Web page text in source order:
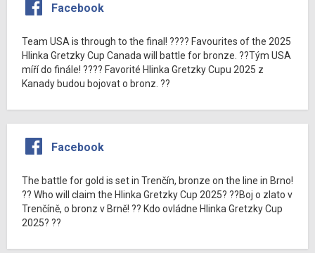
Facebook
Team USA is through to the final! ???? Favourites of the 2025
Hlinka Gretzky Cup Canada will battle for bronze. ??Tým USA
míří do finále! ???? Favorité Hlinka Gretzky Cupu 2025 z
Kanady budou bojovat o bronz. ??
Facebook
The battle for gold is set in Trenčín, bronze on the line in Brno!
?? Who will claim the Hlinka Gretzky Cup 2025? ??Boj o zlato v
Trenčíně, o bronz v Brně! ?? Kdo ovládne Hlinka Gretzky Cup
2025? ??